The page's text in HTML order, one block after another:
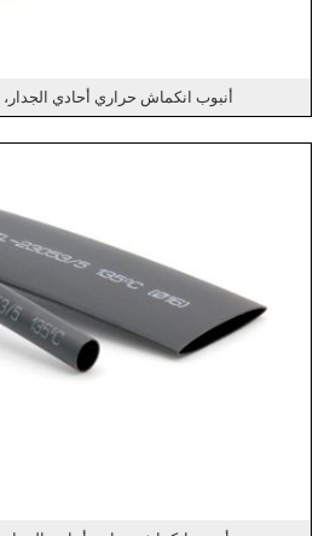
أنبوب انكماش حراري أحادي الجدار، RSFR-(2X.3X)YG